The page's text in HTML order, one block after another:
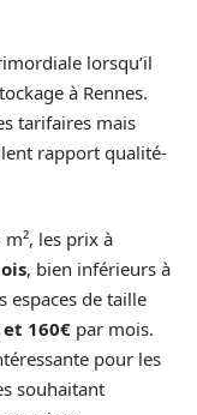
lorsqu’il
à Rennes.
tarifaires mais
rapport qualité-
les prix à
, bien inférieurs à
espaces de taille
et 160€ par mois.
pour les
souhaitant